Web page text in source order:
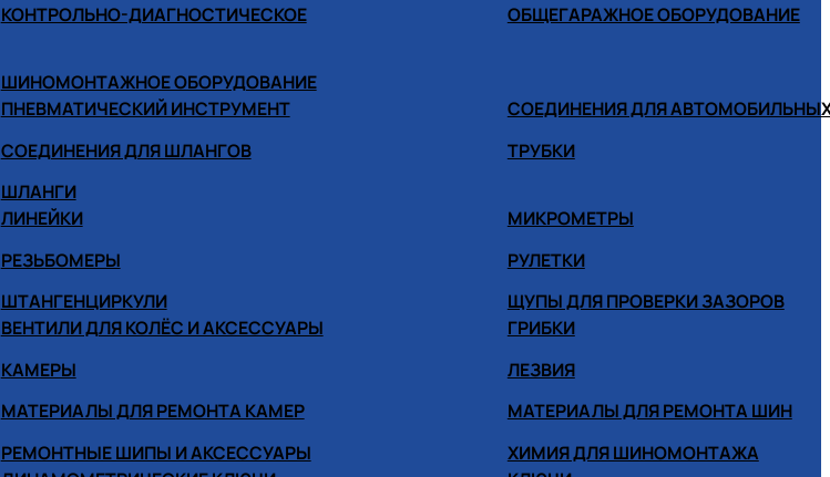
КОНТРОЛЬНО-ДИАГНОСТИЧЕСКОЕ ОБЩЕГАРАЖНОЕ ОБОРУДОВАНИЕ
ШИНОМОНТАЖНОЕ ОБОРУДОВАНИЕ
ПНЕВМАТИЧЕСКИЙ ИНСТРУМЕНТ
СОЕДИНЕНИЯ ДЛЯ
СОЕДИНЕНИЯ ДЛЯ ШЛАНГОВ
ТРУБКИ
ШЛАНГИ
ЛИНЕЙКИ
МИКРОМЕТРЫ
РЕЗЬБОМЕРЫ
РУЛЕТКИ
ШТАНГЕНЦИРКУЛИ
ЩУПЫ ДЛЯ ПРОВЕРКИ ЗАЗОРОВ
ВЕНТИЛИ ДЛЯ КОЛЁС И АКСЕССУАРЫ
ГРИБКИ
КАМЕРЫ
ЛЕЗВИЯ
МАТЕРИАЛЫ ДЛЯ РЕМОНТА КАМЕР
МАТЕРИАЛЫ ДЛЯ РЕМОНТА ШИН
РЕМОНТНЫЕ ШИПЫ И АКСЕССУАРЫ
ХИМИЯ ДЛЯ ШИНОМОНТАЖА